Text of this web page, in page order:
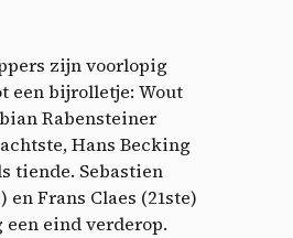
zijn voorlopig
een bijrolletje: Wout
Rabensteiner
Hans Becking
tiende. Sebastien
en Frans Claes (21ste)
eind verderop.